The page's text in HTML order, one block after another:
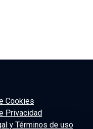
Cookies
Privacidad
y Términos de uso